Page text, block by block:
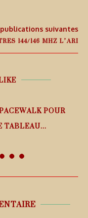
publications suivantes
144/146 MHZ L’ARI
POUR